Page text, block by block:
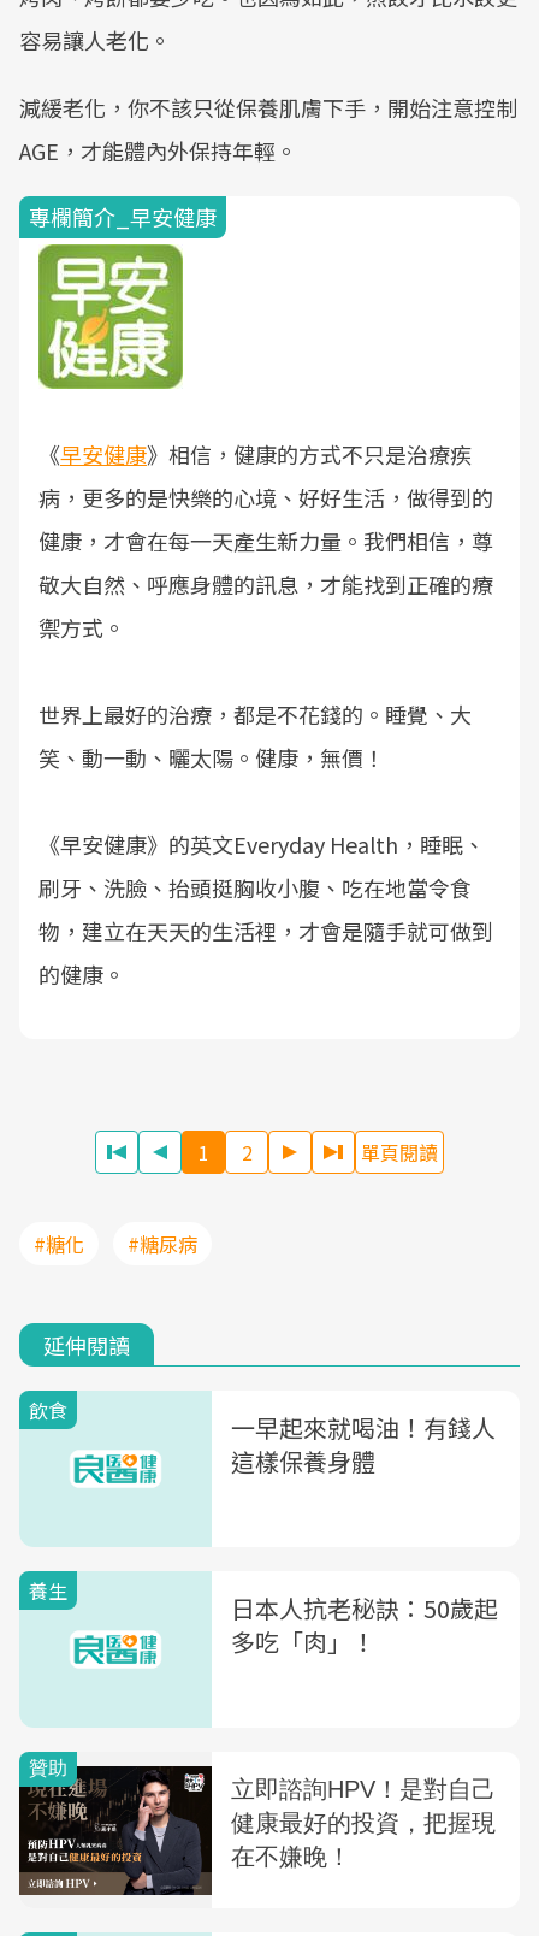
容易讓人老化。
減緩老化，你不該只從保養肌膚下手，開始注意控制
AGE，才能體內外保持年輕。
專欄簡介_早安健康
《早安健康》相信，健康的方式不只是治療疾
病，更多的是快樂的心境、好好生活，做得到的
健康，才會在每一天產生新力量。我們相信，尊
敬大自然、呼應身體的訊息，才能找到正確的療
禦方式。
世界上最好的治療，都是不花錢的。睡覺、大
笑、動一動、曬太陽。健康，無價！
《早安健康》的英文Everyday Health，睡眠、
刷牙、洗臉、抬頭挺胸收小腹、吃在地當令食
物，建立在天天的生活裡，才會是隨手就可做到
的健康。
1 2 單頁閱讀
#糖化 #糖尿病
延伸閱讀
飲食
一早起來就喝油！有錢人
這樣保養身體
養生
日本人抗老秘訣：50歲起
多吃「肉」！